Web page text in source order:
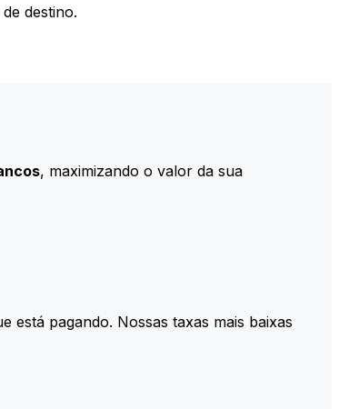
destino.
, maximizando o valor da sua
está pagando. Nossas taxas mais baixas